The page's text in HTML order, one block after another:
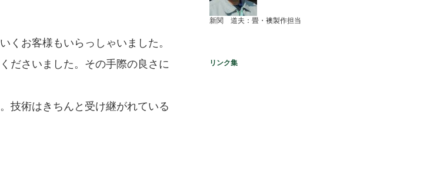
お客様もいらっしゃいました。
ださいました。その手際の良さに
技術はきちんと受け継がれている
新関 道夫：畳・襖製作担当
リンク集